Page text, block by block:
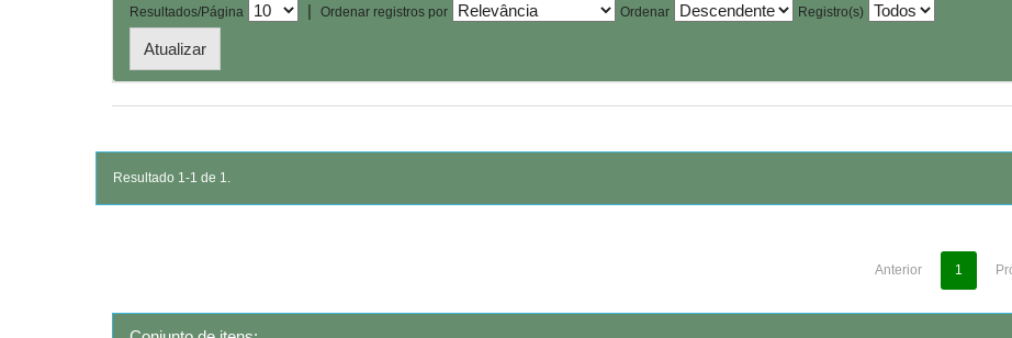
Resultados/Página | Ordenar registros por Ordenar Registro(s)
Resultado 1-1 de 1.
Anterior 1